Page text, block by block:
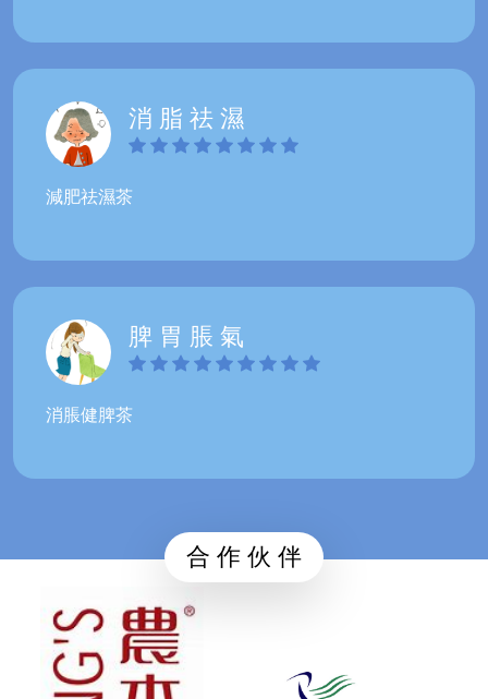
消 脂 祛 濕
減肥祛濕茶
脾 胃 脹 氣
消脹健脾茶
合 作 伙 伴